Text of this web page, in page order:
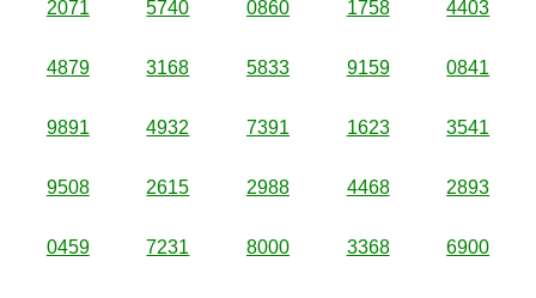
2071 5740 0860 1758 4403
4879 3168 5833 9159 0841
9891 4932 7391 1623 3541
9508 2615 2988 4468 2893
0459 7231 8000 3368 6900